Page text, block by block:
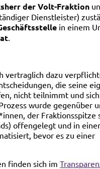
der Volt-Fraktion
Dienstleister)
in einem
vertraglich dazu
die seine
nicht teilnimmt und
wurde gegenüber
der Fraktionsspitze
offengelegt und in einer
bevor es zu einer
finden sich im